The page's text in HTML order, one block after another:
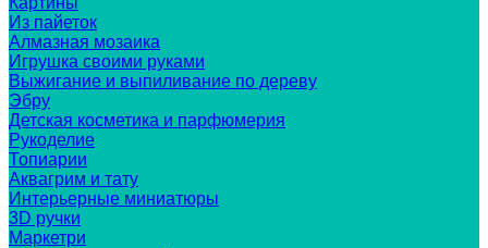
Из пайеток
Алмазная мозаика
Игрушка своими руками
Выжигание и выпиливание по дереву
Эбру
Детская косметика и парфюмерия
Рукоделие
Топиарии
Аквагрим и тату
Интерьерные миниатюры
3D ручки
Маркетри